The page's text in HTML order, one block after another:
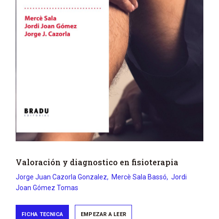
Valoración y diagnostico en fisioterapia
Jorge Juan Cazorla Gonzalez Mercè Sala Bassó
Jordi
Joan Gómez Tomas
FICHA TECNICA EMPEZAR A LEER